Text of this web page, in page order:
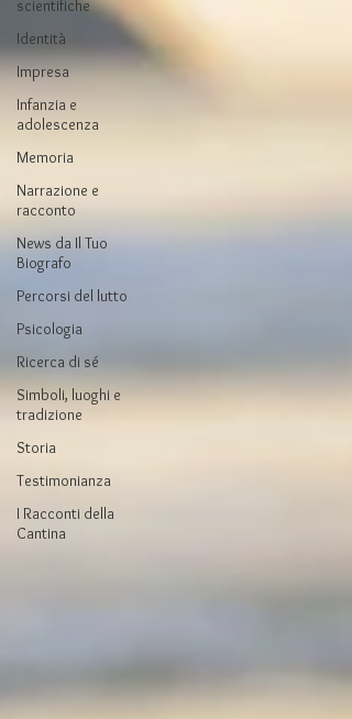
scientifiche
Identità
Impresa
Infanzia e
adolescenza
Memoria
Narrazione e
racconto
News da Il Tuo
Biografo
Percorsi del lutto
Psicologia
Ricerca di sé
Simboli, luoghi e
tradizione
Storia
Testimonianza
I Racconti della
Cantina